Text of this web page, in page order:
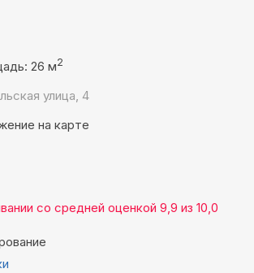
26 м2
улица, 4
на карте
со средней оценкой 9,9 из 10,0